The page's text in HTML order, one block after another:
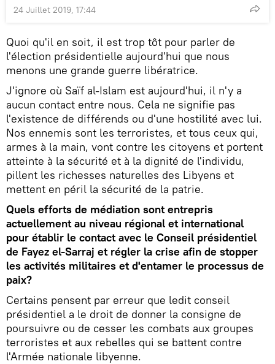
24 Juillet 2019, 17:44
Quoi qu'il en soit, il est trop tôt pour parler de
l'élection présidentielle aujourd'hui que nous
menons une grande guerre libératrice.
J'ignore où Saïf al-Islam est aujourd'hui, il n'y a
aucun contact entre nous. Cela ne signifie pas
l'existence de différends ou d'une hostilité avec lui.
Nos ennemis sont les terroristes, et tous ceux qui,
armes à la main, vont contre les citoyens et portent
atteinte à la sécurité et à la dignité de l'individu,
pillent les richesses naturelles des Libyens et
mettent en péril la sécurité de la patrie.
Quels efforts de médiation sont entrepris
actuellement au niveau régional et international
pour établir le contact avec le Conseil présidentiel
de Fayez el-Sarraj et régler la crise afin de stopper
les activités militaires et d'entamer le processus de
paix?
Certains pensent par erreur que ledit conseil
présidentiel a le droit de donner la consigne de
poursuivre ou de cesser les combats aux groupes
terroristes et aux rebelles qui se battent contre
l'Armée nationale libyenne.